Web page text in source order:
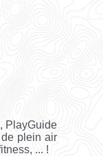
PlayGuide
plein air
... !